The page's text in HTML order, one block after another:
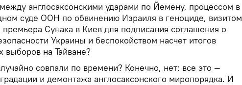
англосаксонскими ударами по Йемену, процессом в
суде ООН по обвинению Израиля в геноциде, визитом
премьера Сунака в Киев для подписания соглашения о
Украины и беспокойством насчет итогов
выборов на Тайване?
совпали по времени? Конечно, нет: все это —
и демонтажа англосаксонского миропорядка. И